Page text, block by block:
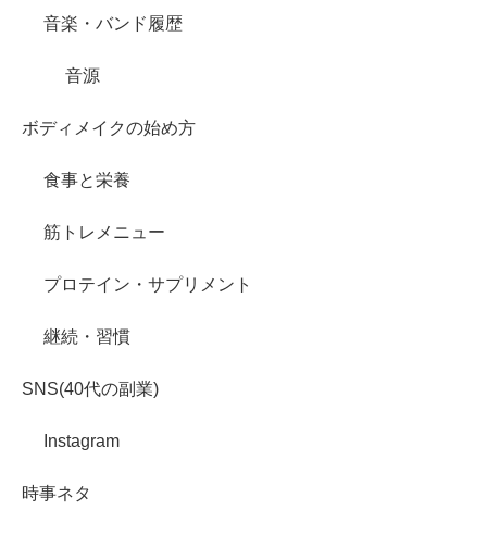
音楽・バンド履歴
音源
ボディメイクの始め方
食事と栄養
筋トレメニュー
プロテイン・サプリメント
継続・習慣
SNS(40代の副業)
Instagram
時事ネタ